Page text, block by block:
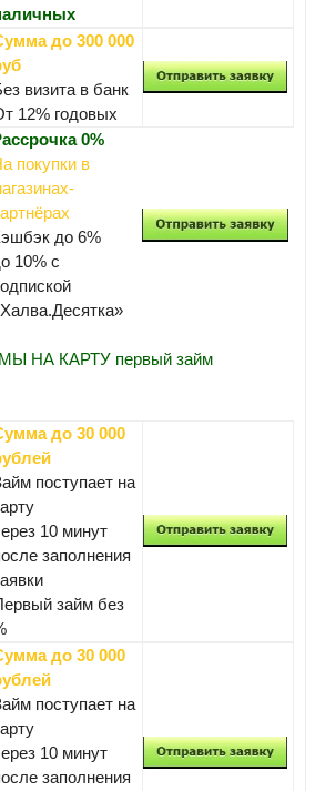
до 300 000
визита в банк
12% годовых
0%
покупки в
до 6%
10% с
НА КАРТУ первый займ
до 30 000
поступает на
10 минут
заполнения
займ без
до 30 000
поступает на
10 минут
заполнения